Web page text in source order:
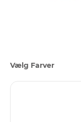
Vælg Farver